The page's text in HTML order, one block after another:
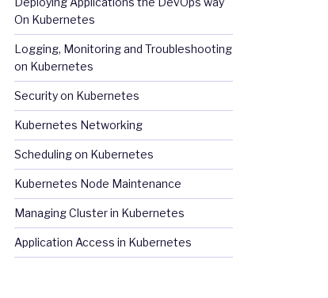
On Kubernetes
Logging, Monitoring and Troubleshooting
on Kubernetes
Security on Kubernetes
Kubernetes Networking
Scheduling on Kubernetes
Kubernetes Node Maintenance
Managing Cluster in Kubernetes
Application Access in Kubernetes